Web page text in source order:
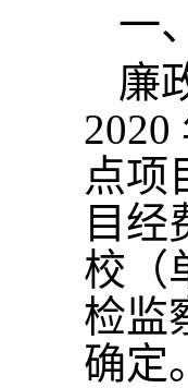
一
廉
点项
目经
校（
检监
确定。